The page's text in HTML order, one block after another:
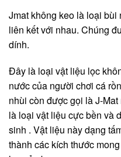
Jmat không keo là loại
liên kết với nhau. Chúng
dính.
Đây là loại vật liệu lọc
nước của người chơi cá
nhùi còn được gọi là J-
là loại vật liệu cực bền và
sinh . Vật liệu này dạng
thành các kích thước